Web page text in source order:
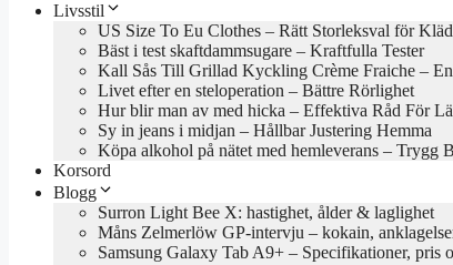
Livsstil
US Size To Eu Clothes – Rätt Storleksval för
Bäst i test skaftdammsugare – Kraftfulla Tester
Kall Sås Till Grillad Kyckling Crème Fraiche –
Livet efter en steloperation – Bättre Rörlighet
Hur blir man av med hicka – Effektiva Råd För
Sy in jeans i midjan – Hållbar Justering Hemma
Köpa alkohol på nätet med hemleverans – Trygg
Korsord
Blogg
Surron Light Bee X: hastighet, ålder & laglighet
Måns Zelmerlöw GP-intervju – kokain,
Samsung Galaxy Tab A9+ – Specifikationer, pris